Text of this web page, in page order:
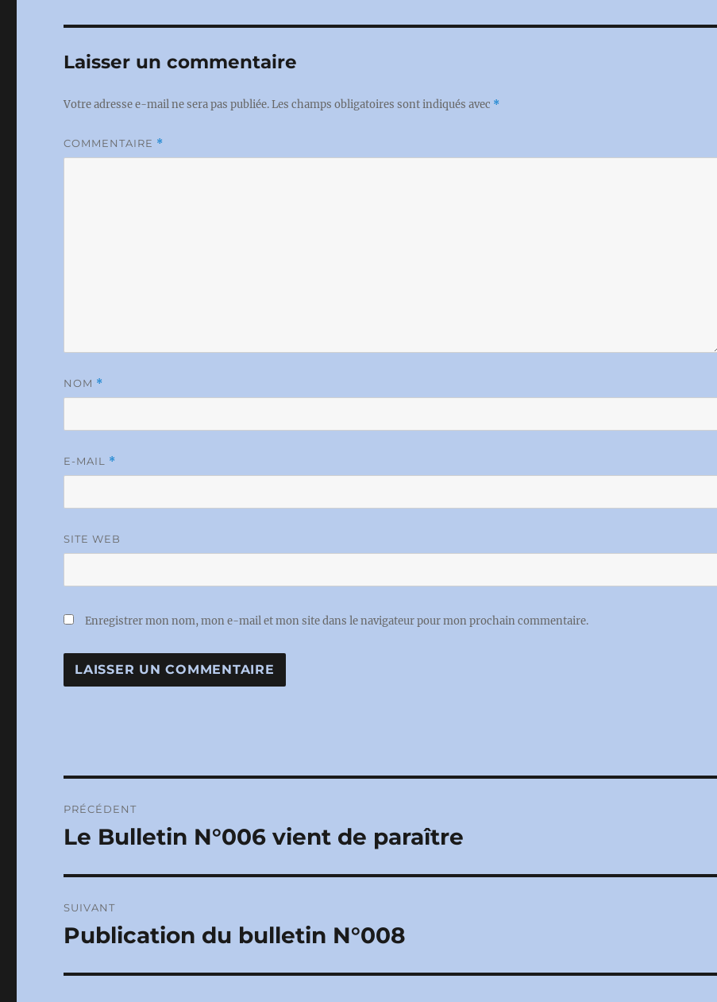
Laisser un commentaire
Votre adresse e-mail ne sera pas publiée.Les champs obligatoires sont indiqués avec *
COMMENTAIRE *
NOM *
E-MAIL *
SITE WEB
Enregistrer mon nom, mon e-mail et mon site dans le navigateur pour mon prochain commentaire.
de
PRÉCÉDENT
Publication
Le Bulletin N°006 vient de paraître
SUIVANT
Publication
Publication du bulletin N°008